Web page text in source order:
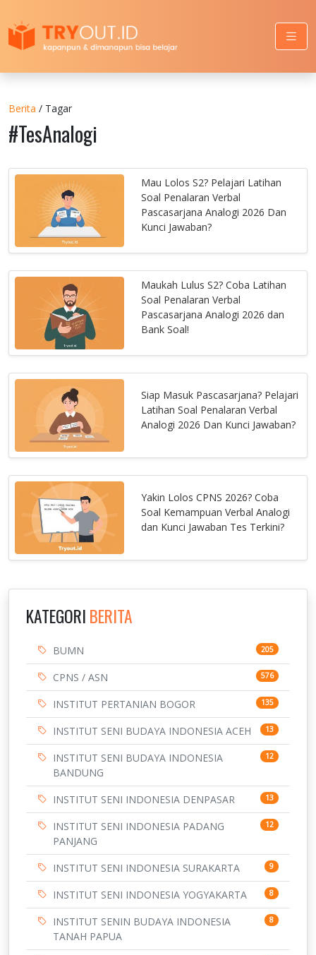
Berita / Tagar
#TesAnalogi
Mau Lolos S2? Pelajari Latihan
Soal Penalaran Verbal
Pascasarjana Analogi 2026 Dan
Kunci Jawaban?
Maukah Lulus S2? Coba Latihan
Soal Penalaran Verbal
Pascasarjana Analogi 2026 dan
Bank Soal!
Siap Masuk Pascasarjana? Pelajari
Latihan Soal Penalaran Verbal
Analogi 2026 Dan Kunci Jawaban?
Yakin Lolos CPNS 2026? Coba
Soal Kemampuan Verbal Analogi
dan Kunci Jawaban Tes Terkini?
KATEGORI BERITA
BUMN 205
CPNS / ASN 576
INSTITUT PERTANIAN BOGOR 135
INSTITUT SENI BUDAYA INDONESIA ACEH 13
INSTITUT SENI BUDAYA INDONESIA
BANDUNG
12
INSTITUT SENI INDONESIA DENPASAR 13
INSTITUT SENI INDONESIA PADANG
PANJANG
12
INSTITUT SENI INDONESIA SURAKARTA 9
INSTITUT SENI INDONESIA YOGYAKARTA 8
INSTITUT SENIN BUDAYA INDONESIA
TANAH PAPUA
8